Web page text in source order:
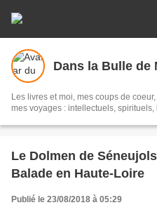
Dans la Bulle de
Les livres et moi, mes coups de
mes voyages : intellectuels,
Le Dolmen de
Balade en Haute-Loire
Publié le 23/08/2018 à 05:29